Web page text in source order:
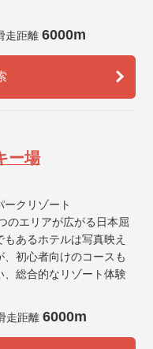
走距離 6000m
ー場
ークリゾート
のエリアが広がる日本屈
あるホテルは写真映え
初心者向けのコースも
総合的なリゾート体験
走距離 6000m